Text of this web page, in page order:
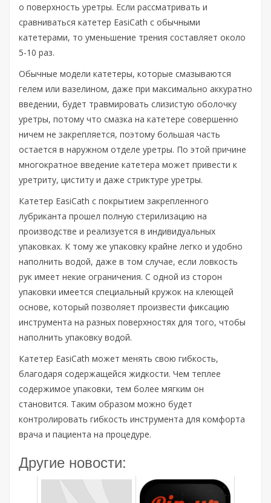
о поверхность уретры. Если рассматривать и
сравниваться катетер EasiCath с обычными
катетерами, то уменьшение трения составляет около
5-10 раз.
Обычные модели катетеры, которые смазываются
гелем или вазелином, даже при максимально аккуратно
введении, будет травмировать слизистую оболочку
уретры, потому что смазка на катетере совершенно
ничем не закрепляется, поэтому большая часть
остается в наружном отделе уретры. По этой причине
многократное введение катетера может привести к
уретриту, циститу и даже стриктуре уретры.
Катетер EasiCath с покрытием закрепленного
лубриканта прошел полную стерилизацию на
производстве и реализуется в индивидуальных
упаковках. К тому же упаковку крайне легко и удобно
наполнить водой, даже в том случае, если ловкость
рук имеет некие ограничения. С одной из сторон
упаковки имеется специальный кружок на клеющей
основе, который позволяет произвести фиксацию
инструмента на разных поверхностях для того, чтобы
наполнить упаковку водой.
Катетер EasiCath может менять свою гибкость,
благодаря содержащейся жидкости. Чем теплее
содержимое упаковки, тем более мягким он
становится. Таким образом можно будет
контролировать гибкость инструмента для комфорта
врача и пациента на процедуре.
Другие новости: